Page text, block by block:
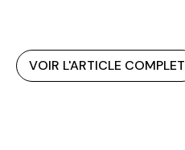
VOIR L'ARTICLE COMPLET